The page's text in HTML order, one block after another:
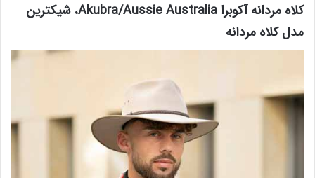
کلاه مردانه آکوبرا Akubra/Aussie Australia
، شیکترین
مدل کلاه مردانه